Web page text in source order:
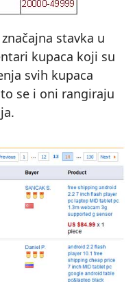
stavka u
kupaca koji su
svih kupaca
se i oni rangiraju